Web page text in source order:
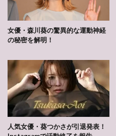
女優・森川葵の驚異的な運動神経
の秘密を解明！
人気女優・葵つかさが引退発表！